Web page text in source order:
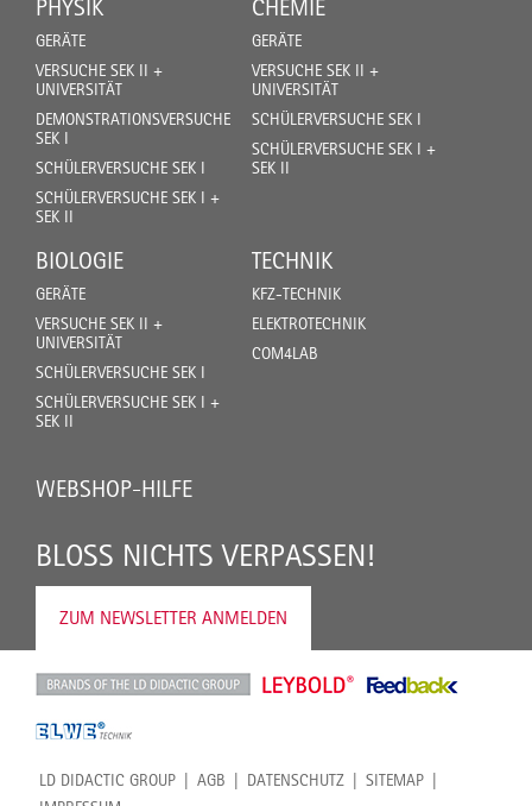
PHYSIK
GERÄTE
VERSUCHE SEK II +
UNIVERSITÄT
DEMONSTRATIONSVERSUCHE
SEK I
SCHÜLERVERSUCHE SEK I
SCHÜLERVERSUCHE SEK I +
SEK II
CHEMIE
GERÄTE
VERSUCHE SEK II +
UNIVERSITÄT
SCHÜLERVERSUCHE SEK I
SCHÜLERVERSUCHE SEK I +
SEK II
BIOLOGIE
GERÄTE
VERSUCHE SEK II +
UNIVERSITÄT
SCHÜLERVERSUCHE SEK I
SCHÜLERVERSUCHE SEK I +
SEK II
TECHNIK
KFZ-TECHNIK
ELEKTROTECHNIK
COM4LAB
WEBSHOP-HILFE
BLOSS NICHTS VERPASSEN!
ZUM NEWSLETTER ANMELDEN
LD DIDACTIC GROUP AGB DATENSCHUTZ
SITEMAP